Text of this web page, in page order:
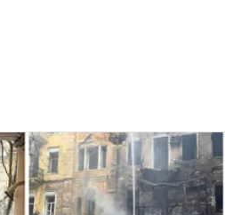
масовану атаку на Одесу:
міста, є постраждалі.
ракети та дрони